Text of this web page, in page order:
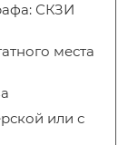
СКЗИ
места
или с